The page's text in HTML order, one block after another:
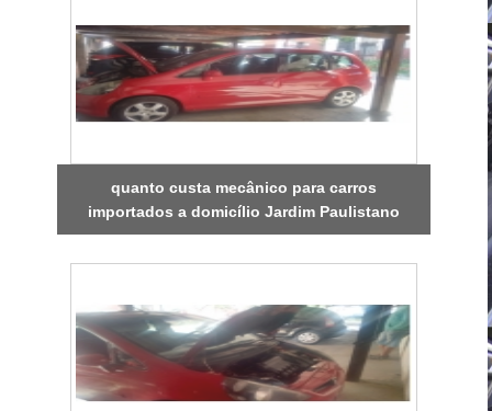
quanto custa mecânico para carros
importados a domicílio Jardim Paulistano